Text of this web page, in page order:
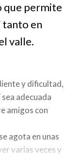
que permite
tanto en
valle.
y dificultad,
adecuada
amigos con
agota en unas
varias veces y